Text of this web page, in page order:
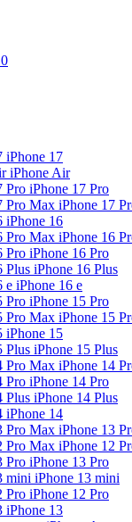
0
iPhone 17
iPhone Air
iPhone 17 Pro
iPhone 17
iPhone 16
iPhone 16
iPhone 16 Pro
iPhone 16 Plus
iPhone 16 e
iPhone 15 Pro
iPhone 15
iPhone 15
iPhone 15 Plus
iPhone 14
iPhone 14 Pro
iPhone 14 Plus
iPhone 14
iPhone 13
iPhone 12
iPhone 13 Pro
iPhone 13 mini
iPhone 12 Pro
iPhone 13